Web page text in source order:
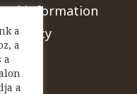
information
policy
a
a
a
a